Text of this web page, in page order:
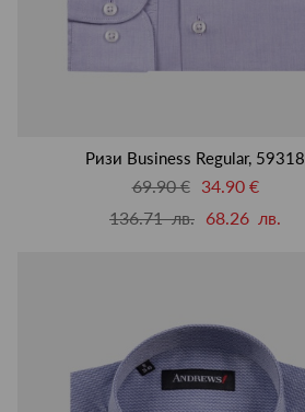
Ризи Business Regular, 59318
69.90 €
34.90 €
136.71 лв. 68.26 лв.